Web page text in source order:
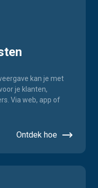
kan je met
je klanten,
Via web, app of
Ontdek hoe